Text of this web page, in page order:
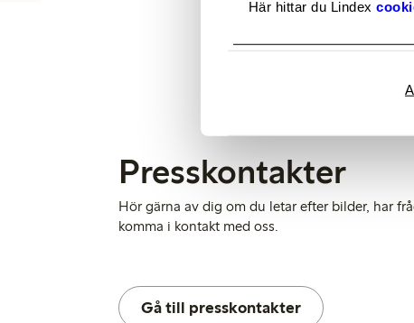
Här hittar du Lindex
Presskontakter
Hör gärna av dig om du letar efter bilder, har
komma i kontakt med oss.
Gå till presskontakter